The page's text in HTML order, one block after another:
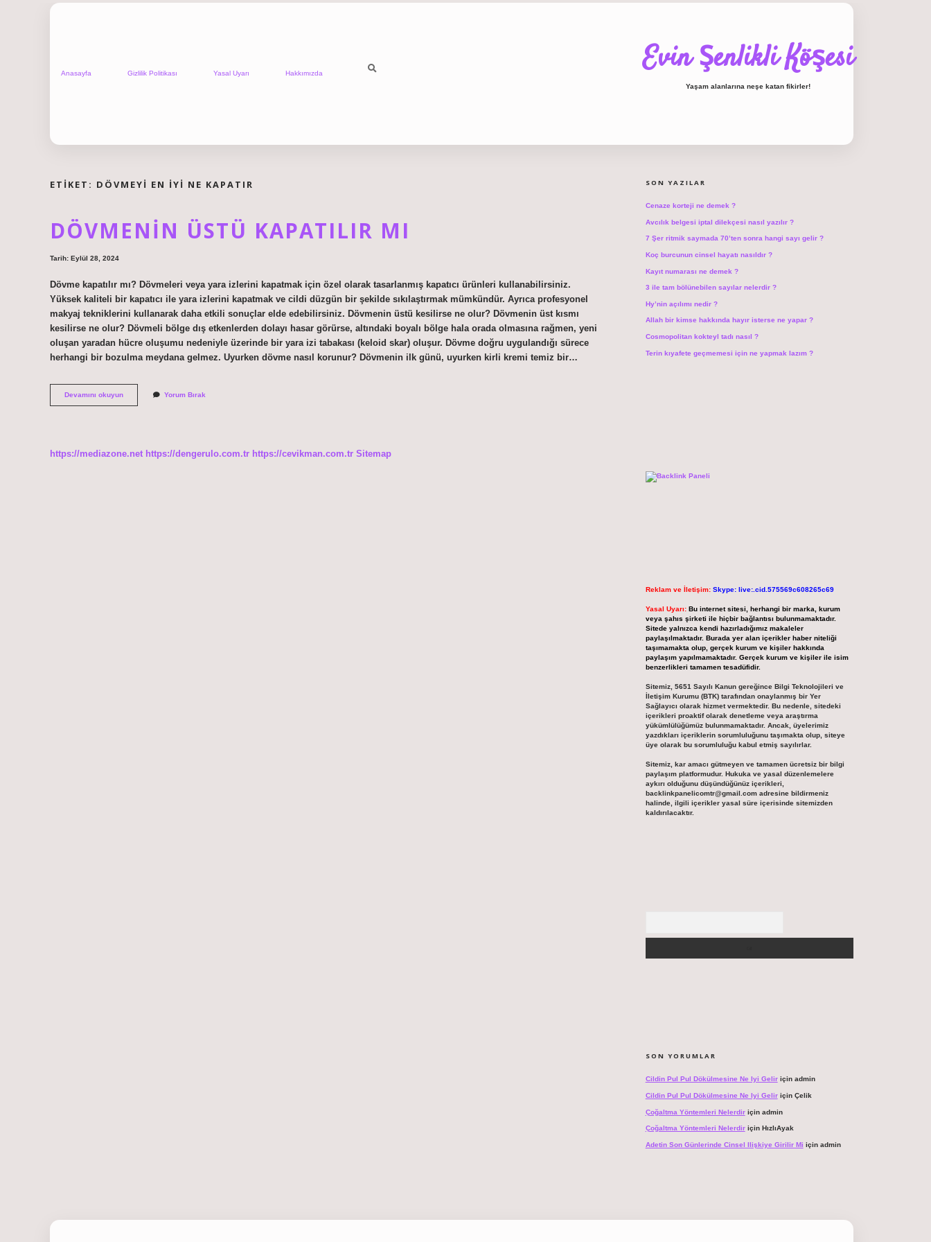
Anasayfa Gizlilik Politikası Yasal Uyarı Hakkımızda Evin Şenlikli Köşesi
Yaşam alanlarına neşe katan fikirler!
ETIKET: DÖVMEYI EN IYI NE KAPATIR
DÖVMENIN ÜSTÜ KAPATILIR MI
Tarih: Eylül 28, 2024
Dövme kapatılır mı? Dövmeleri veya yara izlerini kapatmak için özel olarak tasarlanmış kapatıcı ürünleri kullanabilirsiniz.
Yüksek kaliteli bir kapatıcı ile yara izlerini kapatmak ve cildi düzgün bir şekilde sıkılaştırmak mümkündür. Ayrıca profesyonel
makyaj tekniklerini kullanarak daha etkili sonuçlar elde edebilirsiniz. Dövmenin üstü kesilirse ne olur? Dövmenin üst kısmı
kesilirse ne olur? Dövmeli bölge dış etkenlerden dolayı hasar görürse, altındaki boyalı bölge hala orada olmasına rağmen, yeni
oluşan yaradan hücre oluşumu nedeniyle üzerinde bir yara izi tabakası (keloid skar) oluşur. Dövme doğru uygulandığı sürece
herhangi bir bozulma meydana gelmez. Uyurken dövme nasıl korunur? Dövmenin ilk günü, uyurken kirli kremi temiz bir…
Devamını okuyunDövmenin
Üstü
Yorum Bırak
https://mediazone.net https://dengerulo.com.tr https://cevikman.com.tr Sitemap
SON YAZILAR
Cenaze korteji ne demek ?
Avcılık belgesi iptal dilekçesi nasıl yazılır ?
7 Şer ritmik saymada 70’ten sonra hangi sayı gelir ?
Koç burcunun cinsel hayatı nasıldır ?
Kayıt numarası ne demek ?
3 ile tam bölünebilen sayılar nelerdir ?
Hy’nin açılımı nedir ?
Allah bir kimse hakkında hayır isterse ne yapar ?
Cosmopolitan kokteyl tadı nasıl ?
Terin kıyafete geçmemesi için ne yapmak lazım ?
Reklam ve İletişim: Skype: live:.cid.575569c608265c69
Yasal Uyarı: Bu internet sitesi, herhangi bir marka, kurum
veya şahıs şirketi ile hiçbir bağlantısı bulunmamaktadır.
Sitede yalnızca kendi hazırladığımız makaleler
paylaşılmaktadır. Burada yer alan içerikler haber niteliği
taşımamakta olup, gerçek kurum ve kişiler hakkında
paylaşım yapılmamaktadır. Gerçek kurum ve kişiler ile isim
benzerlikleri tamamen tesadüfidir.
Sitemiz, 5651 Sayılı Kanun gereğince Bilgi Teknolojileri ve
İletişim Kurumu (BTK) tarafından onaylanmış bir Yer
Sağlayıcı olarak hizmet vermektedir. Bu nedenle, sitedeki
içerikleri proaktif olarak denetleme veya araştırma
yükümlülüğümüz bulunmamaktadır. Ancak, üyelerimiz
yazdıkları içeriklerin sorumluluğunu taşımakta olup, siteye
üye olarak bu sorumluluğu kabul etmiş sayılırlar.
Sitemiz, kar amacı gütmeyen ve tamamen ücretsiz bir bilgi
paylaşım platformudur. Hukuka ve yasal düzenlemelere
aykırı olduğunu düşündüğünüz içerikleri,
backlinkpanelicomtr@gmail.comadresine bildirmeniz
halinde, ilgili içerikler yasal süre içerisinde sitemizden
kaldırılacaktır.
SON YORUMLAR
Cildin Pul Pul Dökülmesine Ne Iyi Geliriçin admin
Cildin Pul Pul Dökülmesine Ne Iyi Geliriçin Çelik
Çoğaltma Yöntemleri Nelerdiriçin admin
Çoğaltma Yöntemleri Nelerdiriçin HızlıAyak
Adetin Son Günlerinde Cinsel Ilişkiye Girilir Mi için admin